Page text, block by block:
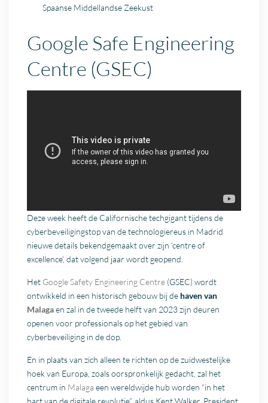
Spaanse Middellandse Zeekust
Google Safe Engineering
Centre (GSEC)
Deze week heeft de Californische techgigant tijdens de
cyberbeveiligingstop van de technologiereus in Madrid
nieuwe details bekendgemaakt over zijn ‘centre of
excellence’, dat volgend jaar wordt geopend.
Het Google Safety Engineering Centre (GSEC) wordt
ontwikkeld in een historisch gebouw bij de haven van
Malagaen zal in de tweede helft van 2023 zijn deuren
openen voor professionals op het gebied van
cyberbeveiliging in de dop.
En in plaats van zich alleen te richten op de zuidwestelijke
hoek van Europa, zoals oorspronkelijk gedacht, zal het
centrum in Malaga een wereldwijde hub worden “in het